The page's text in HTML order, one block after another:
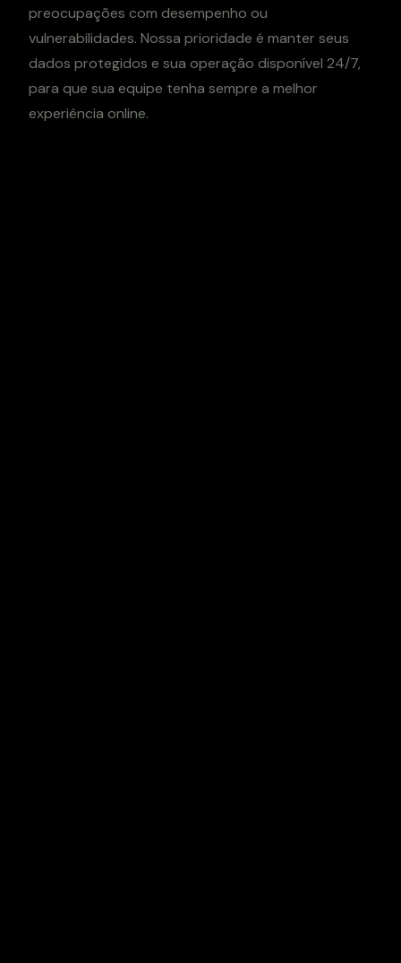
preocupações com desempenho ou
vulnerabilidades. Nossa prioridade é manter seus
dados protegidos e sua operação disponível 24/7,
para que sua equipe tenha sempre a melhor
experiência online.